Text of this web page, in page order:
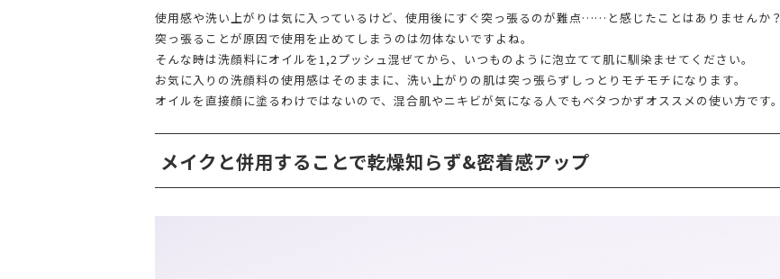
使用感や洗い上がりは気に入っているけど、使用後にすぐ突っ張るのが難点……と感じたことはありませんか？
突っ張ることが原因で使用を止めてしまうのは勿体ないですよね。
そんな時は洗顔料にオイルを1,2プッシュ混ぜてから、いつものように泡立てて肌に馴染ませてください。
お気に入りの洗顔料の使用感はそのままに、洗い上がりの肌は突っ張らずしっとりモチモチになります。
オイルを直接顔に塗るわけではないので、混合肌やニキビが気になる人でもベタつかずオススメの使い方です。
メイクと併用することで乾燥知らず&密着感アップ